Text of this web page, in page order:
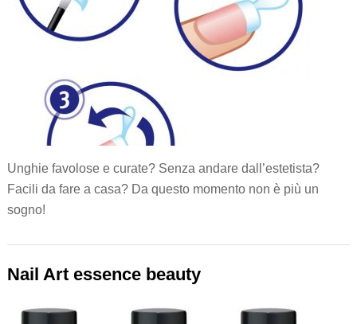
Unghie favolose e curate? Senza andare dall’estetista?
Facili da fare a casa? Da questo momento non è più un
sogno!
Nail Art essence beauty